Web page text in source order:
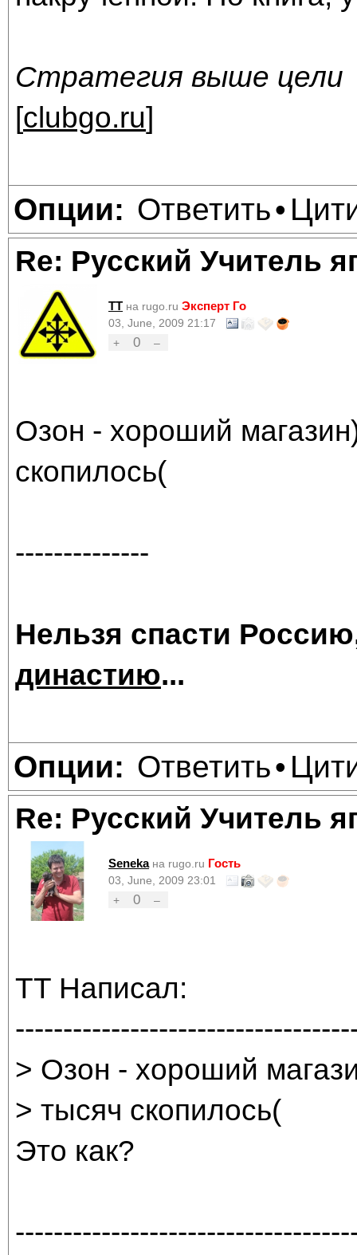
Стратегия выше цели
[clubgo.ru]
Опции: Ответить•
Re: Русский Учитель
TT на rugo.ru Эксперт Го
03, June, 2009 21:17
+
0 –
Озон - хороший
скопилось(
--------------
Нельзя спасти
династию...
Опции: Ответить•
Re: Русский Учитель
Seneka на rugo.ru Гость
03, June, 2009 23:01
+
0 –
TT Написал:
> Озон - хороший
> тысяч скопилось(
Это как?